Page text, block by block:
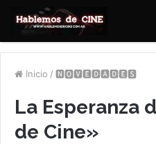
Inicio / 🅽🅾🆅🅴🅳🅰🅳🅴🆂
La Esperanza
de Cine»